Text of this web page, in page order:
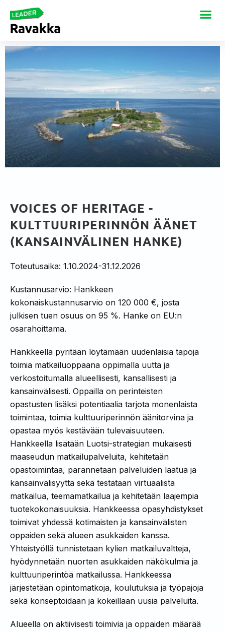
VOICES OF HERITAGE -
KULTTUURIPERINNÖN ÄÄNET
(KANSAINVÄLINEN HANKE)
Toteutusaika: 1.10.2024-31.12.2026
Kustannusarvio: Hankkeen
kokonaiskustannusarvio on 120 000 €, josta
julkisen tuen osuus on 95 %. Hanke on EU:n
osarahoittama.
Hankkeella pyritään löytämään uudenlaisia tapoja
toimia matkailuoppaana oppimalla uutta ja
verkostoitumalla alueellisesti, kansallisesti ja
kansainvälisesti. Oppailla on perinteisten
opastusten lisäksi potentiaalia tarjota monenlaista
toimintaa, toimia kulttuuriperinnön äänitorvina ja
opastaa myös kestävään tulevaisuuteen.
Hankkeella lisätään Luotsi-strategian mukaisesti
maaseudun matkailupalveluita, kehitetään
opastoimintaa, parannetaan palveluiden laatua ja
kansainvälisyyttä sekä testataan virtuaalista
matkailua, teemamatkailua ja kehitetään laajempia
tuotekokonaisuuksia. Hankkeessa opasyhdistykset
toimivat yhdessä kotimaisten ja kansainvälisten
oppaiden sekä alueen asukkaiden kanssa.
Yhteistyöllä tunnistetaan kylien matkailuvaltteja,
hyödynnetään nuorten asukkaiden näkökulmia ja
kulttuuriperintöä matkailussa. Hankkeessa
järjestetään opintomatkoja, koulutuksia ja työpajoja
sekä konseptoidaan ja kokeillaan uusia palveluita.
Alueella on aktiivisesti toimivia ja oppaiden määrää